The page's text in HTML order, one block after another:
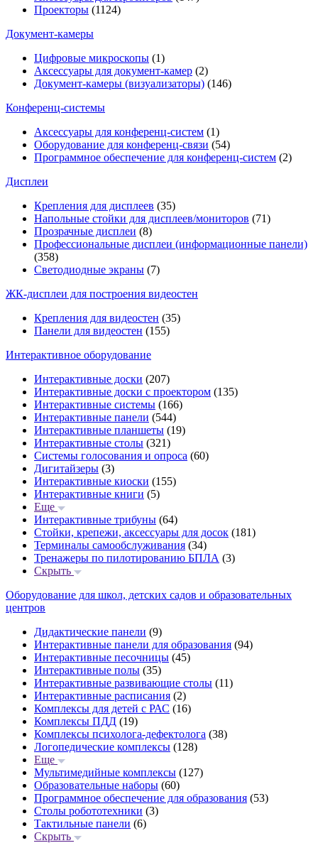
Проекторы (1124)
Документ-камеры
Цифровые микроскопы (1)
Аксессуары для документ-камер (2)
Документ-камеры (визуализаторы) (146)
Конференц-системы
Аксессуары для конференц-систем (1)
Оборудование для конференц-связи (54)
Программное обеспечение для конференц-систем (2)
Дисплеи
Крепления для дисплеев (35)
Напольные стойки для дисплеев/мониторов (71)
Прозрачные дисплеи (8)
Профессиональные дисплеи (информационные панели)
(358)
Светодиодные экраны (7)
ЖК-дисплеи для построения видеостен
Крепления для видеостен (35)
Панели для видеостен (155)
Интерактивное оборудование
Интерактивные доски (207)
Интерактивные доски с проектором (135)
Интерактивные системы (166)
Интерактивные панели (544)
Интерактивные планшеты (19)
Интерактивные столы (321)
Системы голосования и опроса (60)
Дигитайзеры (3)
Интерактивные киоски (155)
Интерактивные книги (5)
Еще
Интерактивные трибуны (64)
Стойки, крепежи, аксессуары для досок (181)
Терминалы самообслуживания (34)
Тренажеры по пилотированию БПЛА (3)
Скрыть
Оборудование для школ, детских садов и образовательных
центров
Дидактические панели (9)
Интерактивные панели для образования (94)
Интерактивные песочницы (45)
Интерактивные полы (35)
Интерактивные развивающие столы (11)
Интерактивные расписания (2)
Комплексы для детей с РАС (16)
Комплексы ПДД (19)
Комплексы психолога-дефектолога (38)
Логопедические комплексы (128)
Еще
Мультимедийные комплексы (127)
Образовательные наборы (60)
Программное обеспечение для образования (53)
Столы робототехники (3)
Тактильные панели (6)
Скрыть